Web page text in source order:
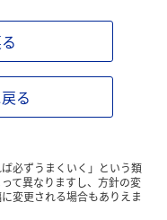
る
必ずうまくいく」という類
て異なりますし、方針の変
変更される場合もありえま